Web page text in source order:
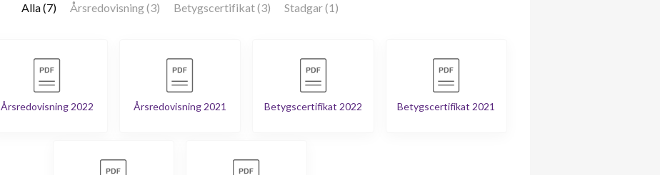
Alla (7)
Årsredovisning (3) Betygscertifikat (3) Stadgar (1)
Årsredovisning 2022 Årsredovisning 2021 Betygscertifikat 2022 Betygscertifikat 2021